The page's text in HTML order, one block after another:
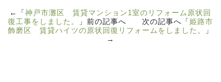
←「神戸市灘区 賃貸マンション1室のリフォーム原状回
復工事をしました。
」前の記事へ 次の記事へ「姫路市
飾磨区 賃貸ハイツの原状回復リフォームをしました。
」
→